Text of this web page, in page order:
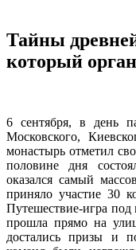
Тайны
который
6 сентября, в день
Московского,
монастырь отметил
половине дня
оказался самый
приняло участие 30
Путешествие-игра
прошла прямо на
достались призы и